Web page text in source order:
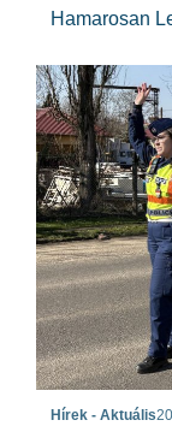
Hamarosan
Hírek - Aktuális